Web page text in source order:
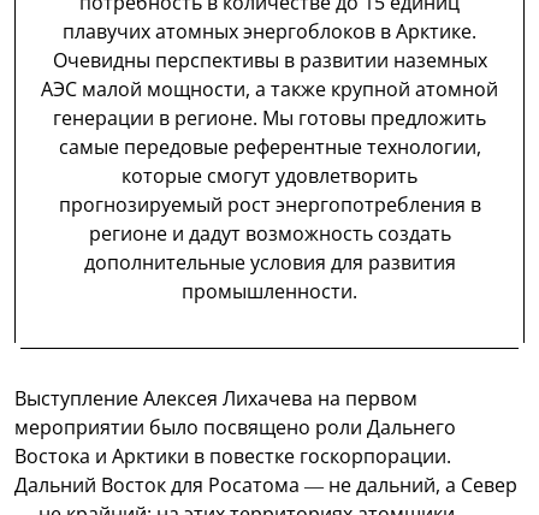
плавучих атомных энергоблоков в Арктике.
Очевидны перспективы в развитии наземных
АЭС малой мощности, а также крупной атомной
генерации в регионе. Мы готовы предложить
самые передовые референтные технологии,
которые смогут удовлетворить
прогнозируемый рост энергопотребления в
регионе и дадут возможность создать
дополнительные условия для развития
промышленности.
Выступление Алексея Лихачева на первом
мероприятии было посвящено роли Дальнего
Востока и Арктики в повестке госкорпорации.
Дальний Восток для Росатома — не дальний, а Север